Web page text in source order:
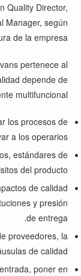
Quality Director,
Manager, según
de la empresa.
pertenece al
depende de
multifuncional.
los procesos de
a los operarios.
estándares de
del producto.
de calidad
y presión
de entrega.
proveedores, la
de calidad.
poner en